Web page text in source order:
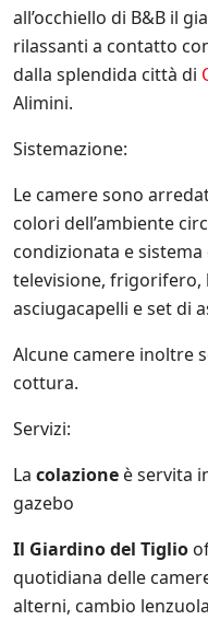
.
*
l
l
e
i
n
z
a
t
i
v
e
d
i
a
l
e
n
t
.
i
t
e
s
u
l
all’occhiello di B&B il
rilassanti a contatto
dalla splendida città di
Alimini.
Sistemazione:
Le camere sono
colori dell’ambiente
condizionata e
televisione,
asciugacapelli e set di
Alcune camere inoltre
cottura.
Servizi:
La colazione è servita
gazebo
Il Giardino del Tiglio
quotidiana delle
alterni, cambio